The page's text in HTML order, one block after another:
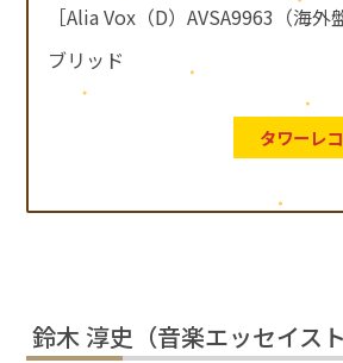
［Alia Vox（D）AVSA9963（海外
ブリッド
タワーレ
鈴木 淳史（音楽エッセイスト